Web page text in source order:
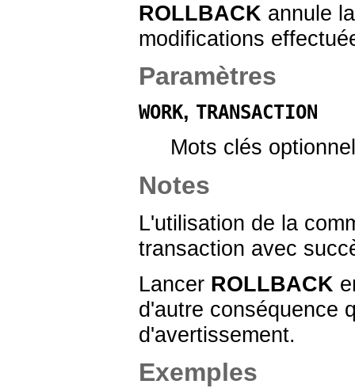
ROLLBACK annule
modifications
Paramètres
WORK, TRANSACTION
Mots clés
Notes
L'utilisation de la
transaction avec
Lancer ROLLBACK
d'autre conséquence
d'avertissement.
Exemples